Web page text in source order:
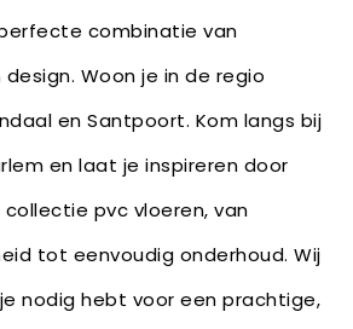
combinatie van
Woon je in de regio
en Santpoort. Kom langs bij
en laat je inspireren door
pvc vloeren, van
tot eenvoudig onderhoud. Wij
nodig hebt voor een prachtige,